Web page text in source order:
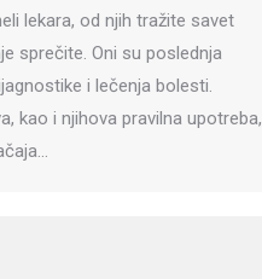
lekara, od njih tražite savet
sprečite. Oni su poslednja
i lečenja bolesti.
kao i njihova pravilna upotreba,